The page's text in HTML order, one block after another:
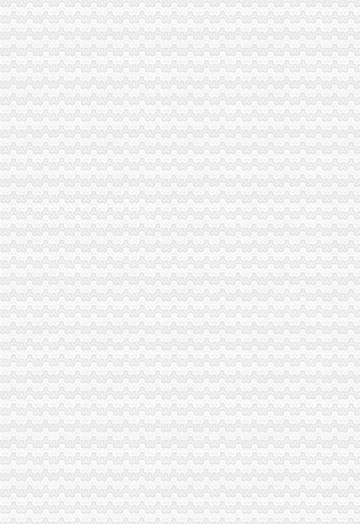
【税收管理】重庆市地方税务局关于印发《“三证合一、一照一码”
重庆地税的微博
重庆税务策划招聘_重庆税务策划招聘信息_智联重庆招聘网_找工作求
重庆沙坪坝门户网
重庆国税网上申报系统：
重庆营业执照代办【工商代办免费咨询】重庆益尚利财务管理有限公司
重庆财税公司-重庆亿源公司_重庆亿源_重庆市亿源财税咨询公司_重庆
代理记账|税务代理与咨询-重庆君立企业管理咨询有限公司
重庆高档住宅土地增值税预征率上调至2%_网易北京房产频道
重庆代理各项纳税申报-商务服务-久久信息网
【代理记帐、办理工商税务相关事宜等】厂家,价格,图片_重庆正青
重庆代理记账如何办理税务登记变更_搜狐其它_搜狐网
国务制办公室地方规章重庆市税收征管保障办
重庆财务会计-税务招聘-新百胜餐饮（武汉）有限公司招聘信息_重庆
以增经济发展动力为遵循重庆市国税局扎实推进税收改革-新华网
重庆高档住宅土地增值税预征率上调至2%_国内新闻_烟台房产网_买
重庆市税收征管保障办-重庆农业农村信息网
重庆市旭鑫工商税务咨询有限公司-百姓网
重庆亿源财税
“营改增”政策深度解析与操作实务专题李老师,04月16日重庆税
立信税务师事务所有限公司重庆分公司
重庆发票新规定,税务金四期上线！-企业税收优惠政策-重庆市黔江